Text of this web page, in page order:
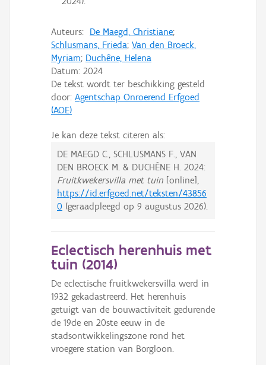
Auteurs: De Maegd, Christiane;
Schlusmans, Frieda; Van den Broeck,
Myriam; Duchêne, Helena
Datum: 2024
De tekst wordt ter beschikking gesteld
door: Agentschap Onroerend Erfgoed
(AOE)
Je kan deze tekst citeren als:
DE MAEGD C., SCHLUSMANS F., VAN
DEN BROECK M. & DUCHÊNE H. 2024:
Fruitkwekersvilla met tuin [online],
https://id.erfgoed.net/teksten/43856
0 (geraadpleegd op 9 augustus 2026).
Eclectisch herenhuis met
tuin (2014)
De eclectische fruitkwekersvilla werd in
1932 gekadastreerd. Het herenhuis
getuigt van de bouwactiviteit gedurende
de 19de en 20ste eeuw in de
stadsontwikkelingszone rond het
vroegere station van Borgloon.